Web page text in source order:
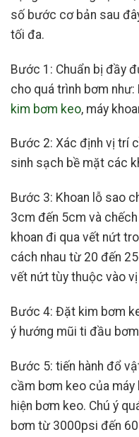
số bước cơ bản sau
tối đa.
Bước 1: Chuẩn bị đầy
cho quá trình bơm như:
kim bơm keo, máy
Bước 2: Xác định vị trí
sinh sạch bề mặt các
Bước 3: Khoan lỗ sao
3cm đến 5cm và
khoan đi qua vết nứt
cách nhau từ 20 đến
vết nứt tùy thuộc vào
Bước 4: Đặt kim bơm
ý hướng mũi ti đầu
Bước 5: tiến hành đổ
cầm bơm keo của
hiện bơm keo. Chú ý
bơm từ 3000psi đến